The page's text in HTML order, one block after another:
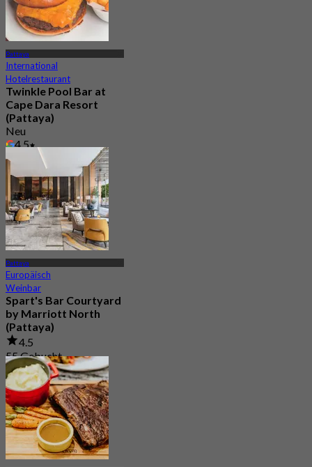
Pattaya
International
Hotelrestaurant
Twinkle Pool Bar at
Cape Dara Resort
(Pattaya)
Neu
4.5
Aus
฿ 595
Pattaya
Europäisch
Weinbar
Spart's Bar Courtyard
by Marriott North
(Pattaya)
4.5
55 Gebucht
Aus฿ 245